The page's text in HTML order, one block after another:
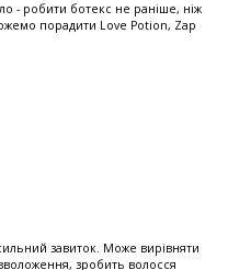
- робити ботекс не раніше, ніж
порадити Love Potion, Zap
завиток. Може вирівняти
зробить волосся